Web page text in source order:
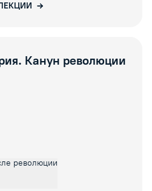
Канун революции
революции